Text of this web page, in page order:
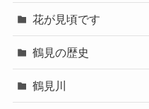
花が見頃です
鶴見の歴史
鶴見川